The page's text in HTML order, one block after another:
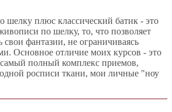
шелку плюс классический батик - это
по шелку, то, что позволяет
фантазии, не ограничиваясь
Основное отличие моих курсов - это
полный комплекс приемов,
росписи ткани, мои личные "ноу